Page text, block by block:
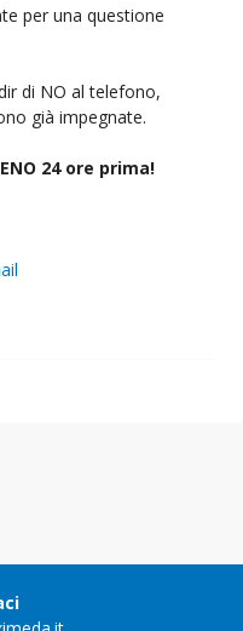
per una questione
di NO al telefono,
già impegnate.
24 ore prima!